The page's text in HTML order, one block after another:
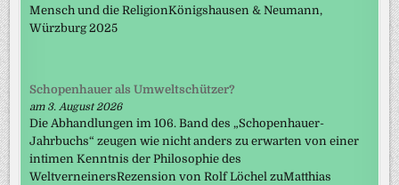
Mensch und die ReligionKönigshausen & Neumann,
Würzburg 2025
Schopenhauer als Umweltschützer?
am 3. August 2026
Die Abhandlungen im 106. Band des „Schopenhauer-
Jahrbuchs“ zeugen wie nicht anders zu erwarten von einer
intimen Kenntnis der Philosophie des
WeltverneinersRezension von Rolf Löchel zuMatthias